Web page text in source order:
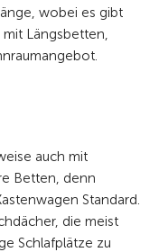
wobei es gibt
Längsbetten,
auch mit
Betten, denn
Standard.
die meist
Schlafplätze zu